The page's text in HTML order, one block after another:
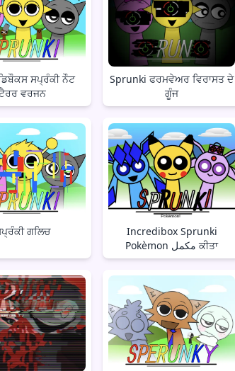
ਸਪ੍ਰੰਕੀ ਨੌਟ
ਵਰਜਨ
Sprunki ਫਰਮਵੇਅਰ ਵਿਰਾਸਤ ਦੇ
ਗੂੰਜ
ਗਲਿਚ
Incredibox Sprunki
Pokèmon مکمل ਕੀਤਾ